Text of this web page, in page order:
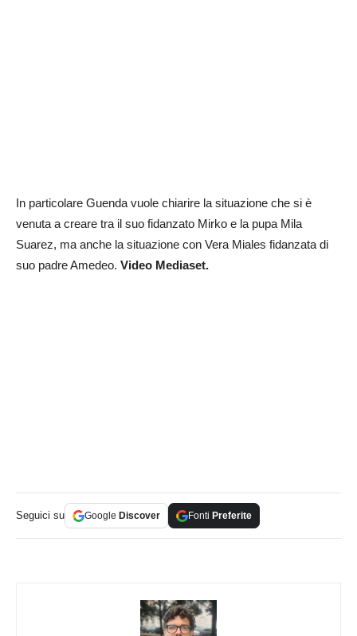
In particolare Guenda vuole chiarire la situazione che si è
venuta a creare tra il suo fidanzato Mirko e la pupa Mila
Suarez, ma anche la situazione con Vera Miales fidanzata di
suo padre Amedeo. Video Mediaset.
Seguici su Google Discover Fonti Preferite